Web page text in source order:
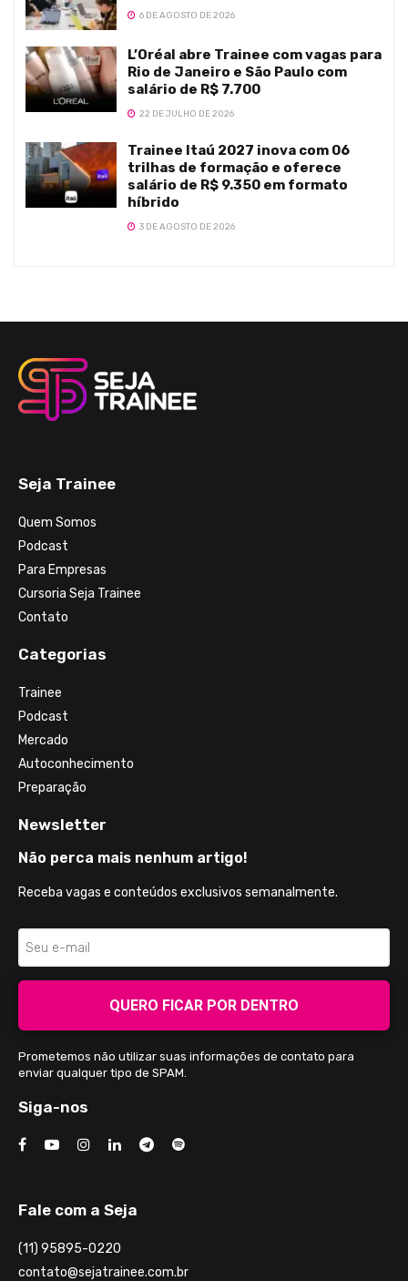
6 DE AGOSTO DE 2026
L’Oréal abre Trainee com vagas para
Rio de Janeiro e São Paulo com
salário de R$ 7.700
22 DE JULHO DE 2026
Trainee Itaú 2027 inova com 06
trilhas de formação e oferece
salário de R$ 9.350 em formato
híbrido
3 DE AGOSTO DE 2026
Seja Trainee
Quem Somos
Podcast
Para Empresas
Cursoria Seja Trainee
Contato
Categorias
Trainee
Podcast
Mercado
Autoconhecimento
Preparação
Newsletter
Não perca mais nenhum artigo!
Receba vagas e conteúdos exclusivos semanalmente.
QUERO FICAR POR DENTRO
Prometemos não utilizar suas informações de contato para
enviar qualquer tipo de SPAM.
Siga-nos
Fale com a Seja
(11) 95895-0220
contato@sejatrainee.com.br